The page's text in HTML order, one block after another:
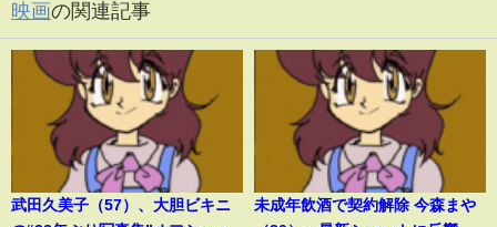
映画の関連記事
武田久美子（57）、大胆ビキニ
未成年飲酒で契約解除 今森まや